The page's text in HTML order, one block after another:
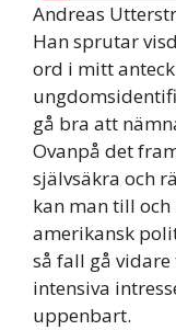
Andreas
Han sprutar
ord i mitt
gå bra att
Ovanpå det
självsäkra och
kan man till och
amerikansk
så fall gå
intensiva
uppenbart.